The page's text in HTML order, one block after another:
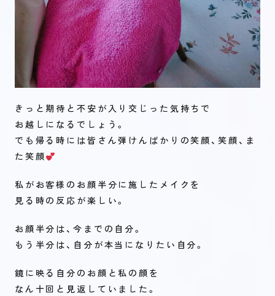
きっと期待と不安が入り交じった気持ちで
お越しになるでしょう。
でも帰る時には皆さん弾けんばかりの笑顔、笑顔、ま
た笑顔
私がお客様のお顔半分に施したメイクを
見る時の反応が楽しい。
お顔半分は、今までの自分。
もう半分は、自分が本当になりたい自分。
鏡に映る自分のお顔と私の顔を
なん十回と見返していました。